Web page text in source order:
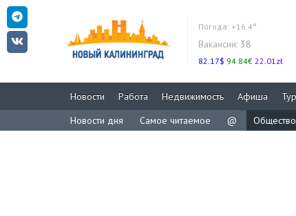
Погода: +16.4°
Вакансии: 38
82.17$ 94.84€ 22.01zł
Новости Работа Недвижимость Афиша
Новости дня
Самое читаемое @ Общество